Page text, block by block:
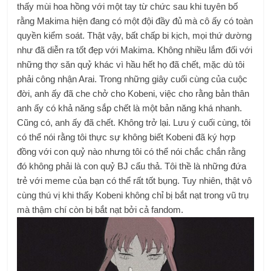
thấy mùi hoa hồng với một tay từ chức sau khi tuyên bố
rằng Makima hiện đang có một đội đầy đủ mà cô ấy có toàn
quyền kiểm soát. Thật vậy, bất chấp bi kịch, mọi thứ dường
như đã diễn ra tốt đẹp với Makima. Không nhiều lắm đối với
những thợ săn quỷ khác vì hầu hết họ đã chết, mặc dù tôi
phải công nhận Arai. Trong những giây cuối cùng của cuộc
đời, anh ấy đã che chở cho Kobeni, việc cho rằng bản thân
anh ấy có khả năng sắp chết là một bản năng khá nhanh.
Cũng có, anh ấy đã chết. Không trở lại. Lưu ý cuối cùng, tôi
có thể nói rằng tôi thực sự không biết Kobeni đã ký hợp
đồng với con quỷ nào nhưng tôi có thể nói chắc chắn rằng
đó không phải là con quỷ BJ cẩu thả. Tôi thề là những đứa
trẻ với meme của bạn có thể rất tốt bụng. Tuy nhiên, thật vô
cùng thú vị khi thấy Kobeni không chỉ bị bắt nạt trong vũ trụ
mà thậm chí còn bị bắt nạt bởi cả fandom.